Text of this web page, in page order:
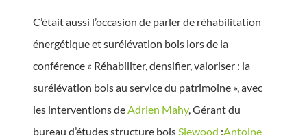
C’était aussi l’occasion de parler de réhabilitation
énergétique et surélévation bois lors de la
conférence « Réhabiliter, densifier, valoriser : la
surélévation bois au service du patrimoine », avec
les interventions de Adrien Mahy, Gérant du
bureau d’études structure bois Siewood ;Antoine